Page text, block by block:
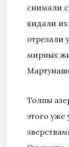
снимали
кидали
отрезали
мирных
Толпы
этого уже